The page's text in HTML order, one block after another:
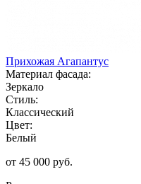
Прихожая Агапантус
Материал фасада:
Зеркало
Стиль:
Классический
Цвет:
Белый
от 45 000 руб.